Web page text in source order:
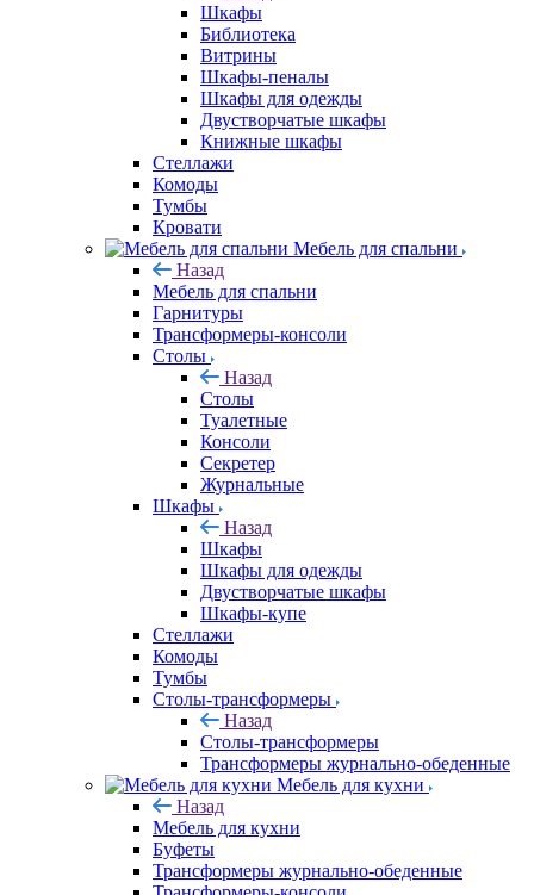
Шкафы
Библиотека
Витрины
Шкафы-пеналы
Шкафы для одежды
Двустворчатые шкафы
Книжные шкафы
Стеллажи
Комоды
Тумбы
Кровати
Мебель для спальни
Назад
Мебель для спальни
Гарнитуры
Трансформеры-консоли
Столы
Назад
Столы
Туалетные
Консоли
Секретер
Журнальные
Шкафы
Назад
Шкафы
Шкафы для одежды
Двустворчатые шкафы
Шкафы-купе
Стеллажи
Комоды
Тумбы
Столы-трансформеры
Назад
Столы-трансформеры
Трансформеры журнально-обеденные
Мебель для кухни
Назад
Мебель для кухни
Буфеты
Трансформеры журнально-обеденные